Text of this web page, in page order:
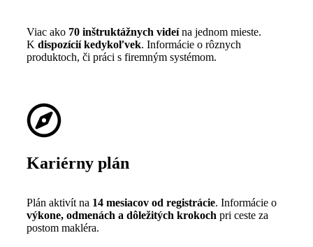
Viac ako 70 inštruktážnych videína jednom mieste.
K dispozícií kedykoľvek. Informácie o rôznych
produktoch, či práci s firemným systémom.
Kariérny plán
Plán aktivít na 14 mesiacov od registrácie. Informácie o
výkone, odmenách a dôležitých krokoch pri ceste za
postom makléra.